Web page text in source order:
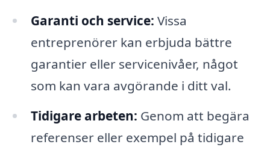
Garanti och service: Vissa
entreprenörer kan erbjuda bättre
garantier eller servicenivåer, något
som kan vara avgörande i ditt val.
Tidigare arbeten: Genom att begära
referenser eller exempel på tidigare